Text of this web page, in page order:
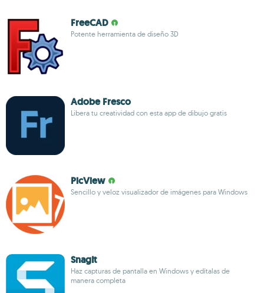
FreeCAD
Potente herramienta de diseño 3D
Adobe Fresco
Libera tu creatividad con esta app de dibujo gratis
PicView
Sencillo y veloz visualizador de imágenes para Windows
SnagIt
Haz capturas de pantalla en Windows y edítalas de
manera completa